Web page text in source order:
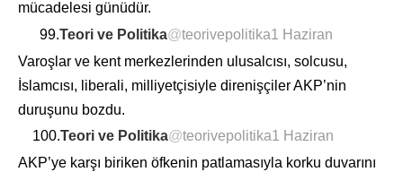
mücadelesi günüdür.
99.Teori ve Politika@teorivepolitika1 Haziran
Varoşlar ve kent merkezlerinden ulusalcısı, solcusu,
İslamcısı, liberali, milliyetçisiyle direnişçiler AKP’nin
duruşunu bozdu.
100.Teori ve Politika@teorivepolitika1 Haziran
AKP’ye karşı biriken öfkenin patlamasıyla korku duvarını